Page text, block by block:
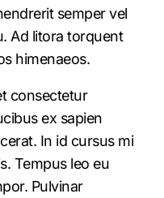
semper vel
Ad litora torquent
himenaeos.
consectetur
ex sapien
In id cursus mi
Tempus leo eu
Pulvinar